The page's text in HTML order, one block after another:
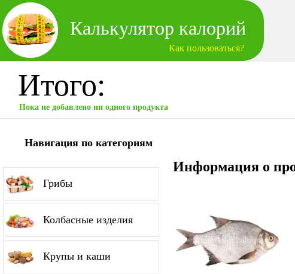
Калькулятор калорий
Как пользоваться?
Итого:
Пока не добавлено ни одного продукта
Навигация по категориям
Грибы
Колбасные изделия
Крупы и каши
Информация о